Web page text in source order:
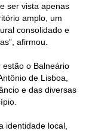
ser vista apenas
amplo, um
consolidado e
afirmou.
estão o Balneário
de Lisboa,
e das diversas
identidade local,